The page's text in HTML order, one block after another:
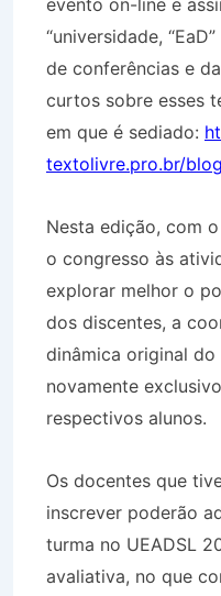
evento on-line e
“universidade,
de conferências e
curtos sobre esses
em que é sediado:
textolivre.pro.br/
Nesta edição, com
o congresso às
explorar melhor o
dos discentes, a
dinâmica original
novamente
respectivos alunos.
Os docentes que
inscrever poderão
turma no UEADSL
avaliativa, no que